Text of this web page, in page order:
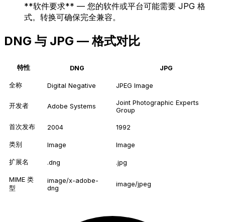
**软件要求** — 您的软件或平台可能需要 JPG 格
式。转换可确保完全兼容。
DNG 与 JPG — 格式对比
特性 DNG JPG
全称 Digital Negative JPEG Image
开发者 Adobe Systems
Joint Photographic Experts
Group
首次发布 2004 1992
类别 Image Image
扩展名 .dng .jpg
MIME 类
型
image/x-adobe-
dng
image/jpeg